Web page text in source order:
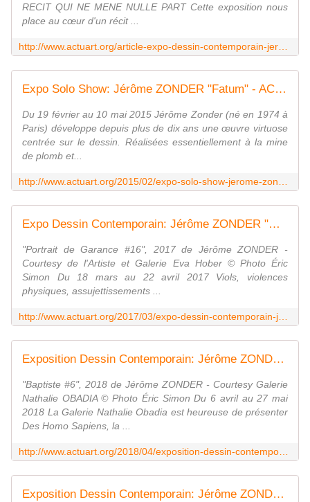
RECIT QUI NE MENE NULLE PART Cette exposition nous
place au cœur d'un récit ...
Expo Solo Show: Jérôme ZONDER "Fatum" - ACTUART by Eric SIMON
Du 19 février au 10 mai 2015 Jérôme Zonder (né en 1974 à
Paris) développe depuis plus de dix ans une œuvre virtuose
centrée sur le dessin. Réalisées essentiellement à la mine
de plomb et...
Expo Dessin Contemporain: Jérôme ZONDER "GARANCE, Dernier volet" - ACTUART by Eric SIMON
"Portrait de Garance #16", 2017 de Jérôme ZONDER -
Courtesy de l'Artiste et Galerie Eva Hober © Photo Éric
Simon Du 18 mars au 22 avril 2017 Viols, violences
physiques, assujettissements ...
Exposition Dessin Contemporain: Jérôme ZONDER "Des Homo Sapiens" - ACTUART by Eric SIMON
"Baptiste #6", 2018 de Jérôme ZONDER - Courtesy Galerie
Nathalie OBADIA © Photo Éric Simon Du 6 avril au 27 mai
2018 La Galerie Nathalie Obadia est heureuse de présenter
Des Homo Sapiens, la ...
Exposition Dessin Contemporain: Jérôme ZONDER " Portraits " - ACTUART by Eric SIMON